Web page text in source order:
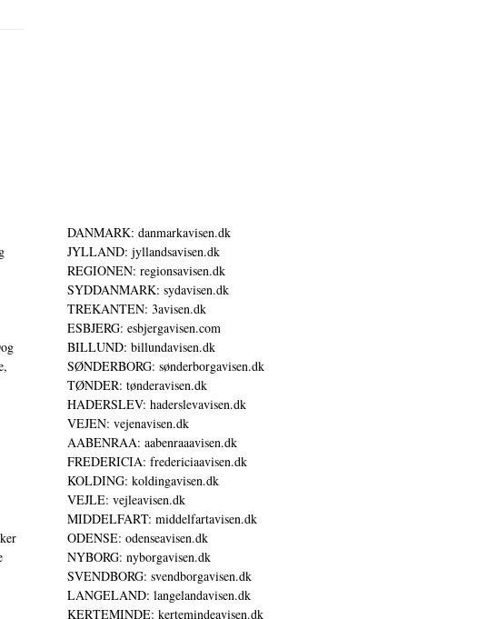
DANMARK: danmarkavisen.dk
JYLLAND: jyllandsavisen.dk
REGIONEN: regionsavisen.dk
SYDDANMARK: sydavisen.dk
TREKANTEN: 3avisen.dk
ESBJERG: esbjergavisen.com
BILLUND: billundavisen.dk
SØNDERBORG: sønderborgavisen.dk
TØNDER: tønderavisen.dk
HADERSLEV: haderslevavisen.dk
VEJEN: vejenavisen.dk
AABENRAA: aabenraaavisen.dk
FREDERICIA: fredericiaavisen.dk
KOLDING: koldingavisen.dk
VEJLE: vejleavisen.dk
MIDDELFART: middelfartavisen.dk
ODENSE: odenseavisen.dk
NYBORG: nyborgavisen.dk
SVENDBORG: svendborgavisen.dk
LANGELAND: langelandavisen.dk
KERTEMINDE: kertemindeavisen.dk